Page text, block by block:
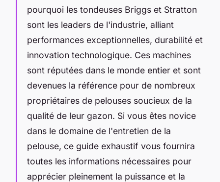
pourquoi les tondeuses Briggs et Stratton
sont les leaders de l'industrie, alliant
performances exceptionnelles, durabilité et
innovation technologique. Ces machines
sont réputées dans le monde entier et sont
devenues la référence pour de nombreux
propriétaires de pelouses soucieux de la
qualité de leur gazon. Si vous êtes novice
dans le domaine de l'entretien de la
pelouse, ce guide exhaustif vous fournira
toutes les informations nécessaires pour
apprécier pleinement la puissance et la